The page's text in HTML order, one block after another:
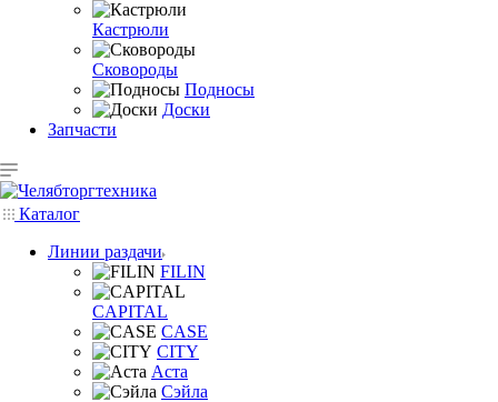
Кастрюли
Сковороды
Подносы
Доски
Запчасти
Каталог
Линии раздачи
FILIN
CAPITAL
CASE
CITY
Аста
Сэйла